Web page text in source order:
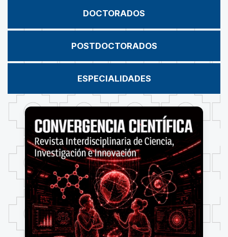
DOCTORADOS
POSTDOCTORADOS
ESPECIALIDADES